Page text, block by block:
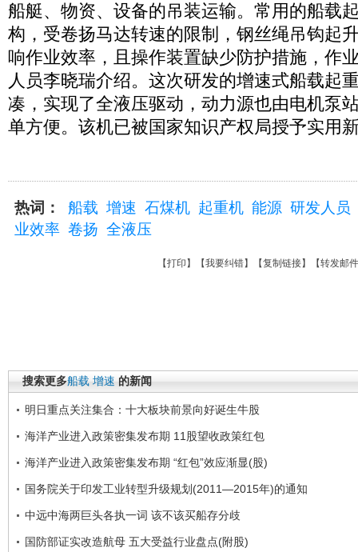
船艇、物资、设备的吊装运输。常用的船载
构，受卷扬马达转速的限制，钢丝绳吊钩起
响作业效率，且操作装置缺少防护措施，作
人员李晓瑞介绍。这次研发的增速式船载起
凑，实现了全液压驱动，动力源也由电机泵
单方便。该机已被国家知识产权局授予实用
热词： 船载 增速 石煤机 起重机 能源 研发人员
业效率 卷扬 全液压
【打印 】【我要纠错】【复制链接】【转发邮件
搜索更多船载 增速 的新闻
明日重点关注集合：十大板块前景向好诞生牛股
海洋产业进入政策密集发布期 11股望收政策红包
海洋产业进入政策密集发布期 “红包”效应渐显(股)
国务院关于印发工业转型升级规划(2011—2015年)的通知
中远中海两巨头各执一词 该不该买船存分歧
国防部证实改造航母 五大受益行业盘点(附股)